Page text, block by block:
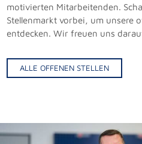
motivierten Mitarbeitenden.
Stellenmarkt vorbei, um unsere
entdecken. Wir freuen uns
ALLE OFFENEN STELLEN